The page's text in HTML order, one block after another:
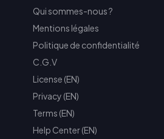
Qui sommes-nous ?
Mentions légales
Politique de confidentialité
C.G.V
License (EN)
Privacy (EN)
Terms (EN)
Help Center (EN)